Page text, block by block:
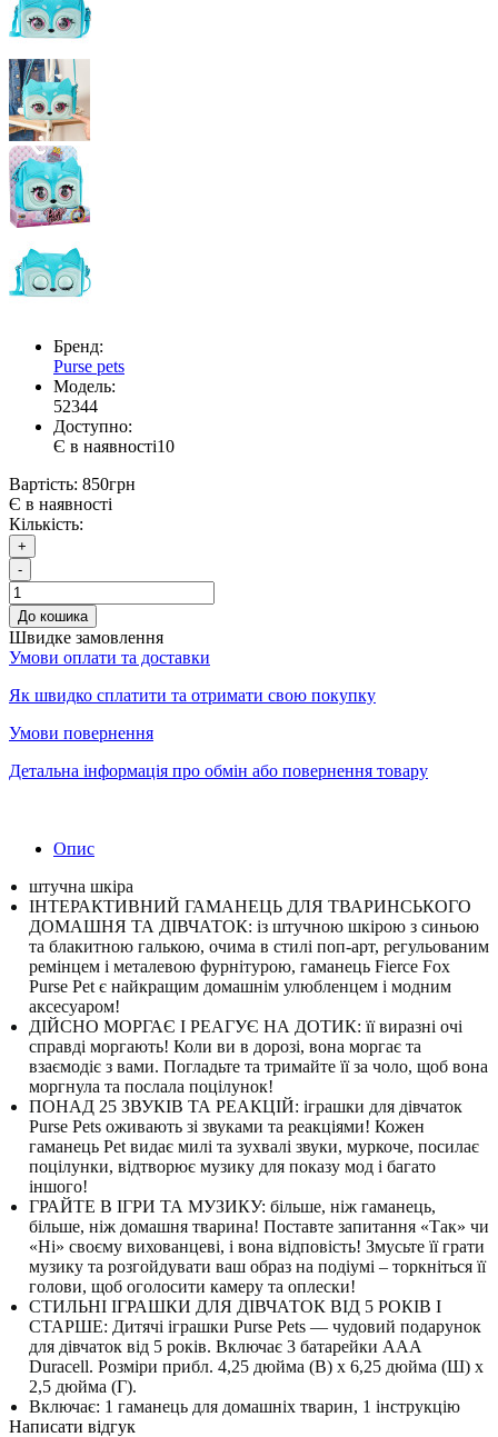
Бренд:
Purse pets
Модель:
52344
Доступно:
Є в наявності10
Вартість: 850грн
Є в наявності
Кількість:
+
-
До кошика
Швидке замовлення
Умови оплати та доставки
Як швидко сплатити та отримати свою покупку
Умови повернення
Детальна інформація про обмін або повернення товару
Опис
штучна шкіра
ІНТЕРАКТИВНИЙ ГАМАНЕЦЬ ДЛЯ ТВАРИНСЬКОГО
ДОМАШНЯ ТА ДІВЧАТОК: із штучною шкірою з синьою
та блакитною галькою, очима в стилі поп-арт, регульованим
ремінцем і металевою фурнітурою, гаманець Fierce Fox
Purse Pet є найкращим домашнім улюбленцем і модним
аксесуаром!
ДІЙСНО МОРГАЄ І РЕАГУЄ НА ДОТИК: її виразні очі
справді моргають! Коли ви в дорозі, вона моргає та
взаємодіє з вами. Погладьте та тримайте її за чоло, щоб вона
моргнула та послала поцілунок!
ПОНАД 25 ЗВУКІВ ТА РЕАКЦІЙ: іграшки для дівчаток
Purse Pets оживають зі звуками та реакціями! Кожен
гаманець Pet видає милі та зухвалі звуки, муркоче, посилає
поцілунки, відтворює музику для показу мод і багато
іншого!
ГРАЙТЕ В ІГРИ ТА МУЗИКУ: більше, ніж гаманець,
більше, ніж домашня тварина! Поставте запитання «Так» чи
«Ні» своєму вихованцеві, і вона відповість! Змусьте її грати
музику та розгойдувати ваш образ на подіумі – торкніться її
голови, щоб оголосити камеру та оплески!
СТИЛЬНІ ІГРАШКИ ДЛЯ ДІВЧАТОК ВІД 5 РОКІВ І
СТАРШЕ: Дитячі іграшки Purse Pets — чудовий подарунок
для дівчаток від 5 років. Включає 3 батарейки AAA
Duracell. Розміри прибл. 4,25 дюйма (В) x 6,25 дюйма (Ш) x
2,5 дюйма (Г).
Включає: 1 гаманець для домашніх тварин, 1 інструкцію
Написати відгук